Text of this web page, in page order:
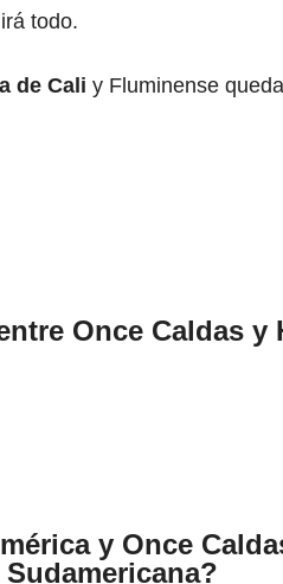
todo.
de Cali y Fluminense
Once Caldas y
y Once